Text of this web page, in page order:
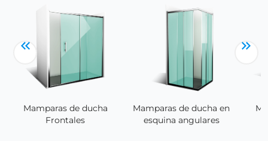
Mamparas de ducha
Frontales
Mamparas de ducha en
esquina angulares